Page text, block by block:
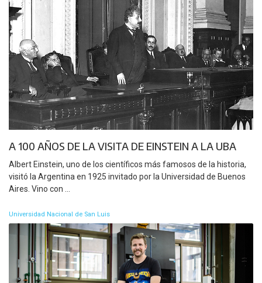
A 100 AÑOS DE LA VISITA DE EINSTEIN A LA UBA
Albert Einstein, uno de los científicos más famosos de la historia,
visitó la Argentina en 1925 invitado por la Universidad de Buenos
Aires. Vino con ...
Universidad Nacional de San Luis